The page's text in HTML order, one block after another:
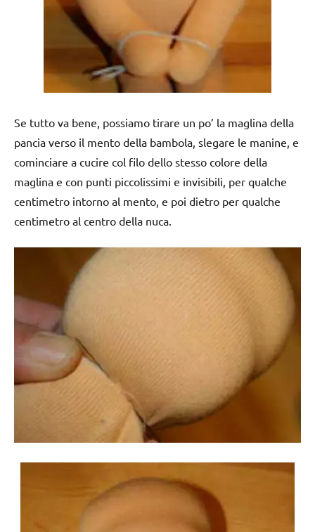
Se tutto va bene, possiamo tirare un po’ la maglina della
pancia verso il mento della bambola, slegare le manine, e
cominciare a cucire col filo dello stesso colore della
maglina e con punti piccolissimi e invisibili, per qualche
centimetro intorno al mento, e poi dietro per qualche
centimetro al centro della nuca.